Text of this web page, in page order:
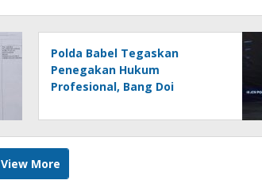
Polda Babel Tegaskan
Penegakan Hukum
Profesional, Bang Doi
Media Radak Disebut Dua Kali
Tak Hadiri Panggilan
View More